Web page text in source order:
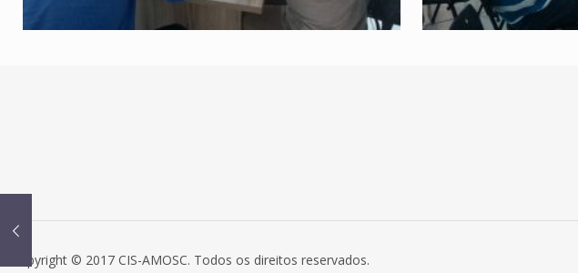
Copyright © 2017 CIS-AMOSC. Todos os direitos reservados.